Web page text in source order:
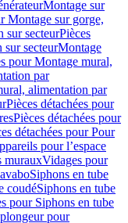
Montage sur
Montage sur gorge,
sur secteurPièces
sur secteurMontage
pour Montage mural,
par
alimentation par
Pièces détachées pour
Pièces détachées pour
détachées pour Pour
pour l’espace
murauxVidages pour
Siphons en tube
coudéSiphons en tube
pour Siphons en tube
pour